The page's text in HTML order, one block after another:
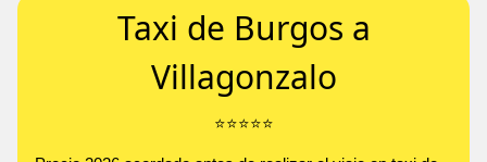
Taxi de Burgos a
Villagonzalo
⭐️⭐️⭐️⭐️⭐️